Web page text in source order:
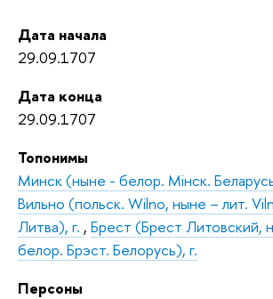
Дата начала
29.09.1707
Дата конца
29.09.1707
Топонимы
Минск (ныне - белор. Мiнск.
Вильно (польск. Wilno, ныне – лит.
Литва), г. , Брест (Брест Литовский,
белор. Брэст. Белорусь), г.
Персоны